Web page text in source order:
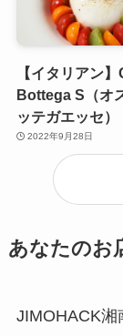
【イタリアン
Bottega S（オ
ッテガエッセ）
2022年9月28日
あなたのお
JIMOHACK湘